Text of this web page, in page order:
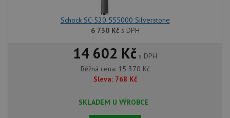
Schock SC-520 555000 Silverstone
6 730 Kčs DPH
14 602 Kč s DPH
Běžná cena: 15 370 Kč
Sleva: 768 Kč
SKLADEM U VÝROBCE